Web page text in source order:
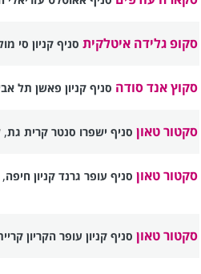
סקופ גלידה איטלקית סניף קניון סי
סקוץ אנד סודה סניף קניון פאשן תל
סקטור טאון סניף ישפרו סנטר קרית גת,
סקטור טאון סניף עופר גרנד קניון חיפה,
סקטור טאון סניף קניון עופר הקריון